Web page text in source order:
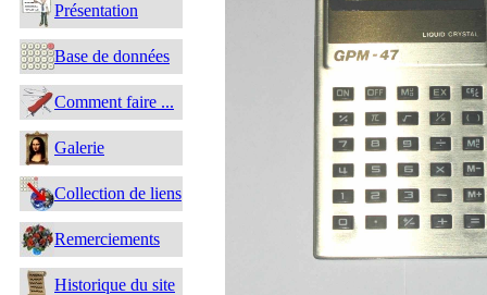
Présentation
Base de données
Comment faire ...
Galerie
Collection de liens
Remerciements
Historique du site